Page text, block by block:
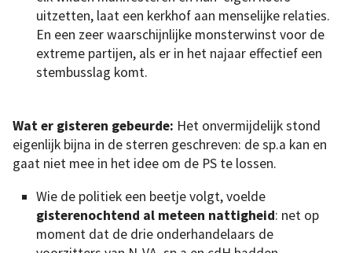
uitzetten, laat een kerkhof aan menselijke relaties.
En een zeer waarschijnlijke monsterwinst voor de
extreme partijen, als er in het najaar effectief een
stembusslag komt.
Wat er gisteren gebeurde: Het onvermijdelijk stond
eigenlijk bijna in de sterren geschreven: de sp.a kan en
gaat niet mee in het idee om de PS te lossen.
Wie de politiek een beetje volgt, voelde
gisterenochtend al meteen nattigheid: net op
moment dat de drie onderhandelaars de